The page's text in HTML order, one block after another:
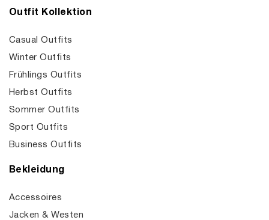
Outfit Kollektion
Casual Outfits
Winter Outfits
Frühlings Outfits
Herbst Outfits
Sommer Outfits
Sport Outfits
Business Outfits
Bekleidung
Accessoires
Jacken & Westen